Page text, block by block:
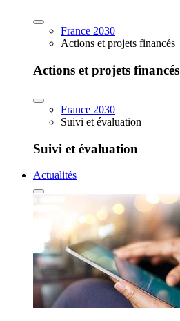
France 2030
Actions et projets financés
Actions et projets financés
France 2030
Suivi et évaluation
Suivi et évaluation
Actualités